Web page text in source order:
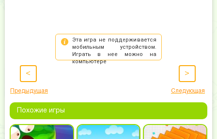
<
Предыдущая
>
Следующая
Похожие игры